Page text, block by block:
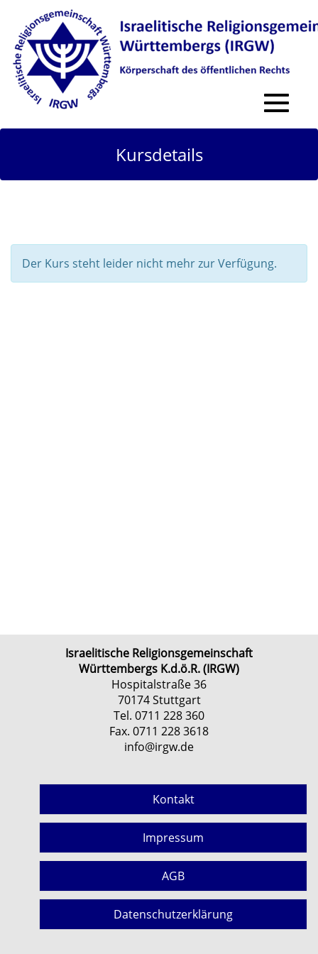
Toggle
Kursdetails
Der Kurs steht leider nicht mehr zur Verfügung.
Israelitische Religionsgemeinschaft
Württembergs K.d.ö.R. (IRGW)
Hospitalstraße 36
70174 Stuttgart
Tel. 0711 228 360
Fax. 0711 228 3618
info@irgw.de
Kontakt
Impressum
AGB
Datenschutzerklärung